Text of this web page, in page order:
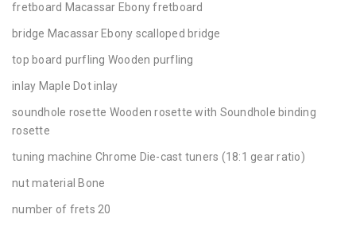
fretboard Macassar Ebony fretboard
bridge Macassar Ebony scalloped bridge
top board purfling Wooden purfling
inlay Maple Dot inlay
soundhole rosette Wooden rosette with Soundhole binding
rosette
tuning machine Chrome Die-cast tuners (18:1 gear ratio)
nut material Bone
number of frets 20